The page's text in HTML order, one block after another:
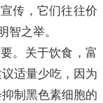
传，它们往往价
智之举。
。关于饮食，富
适量少吃，因为
制黑色素细胞的